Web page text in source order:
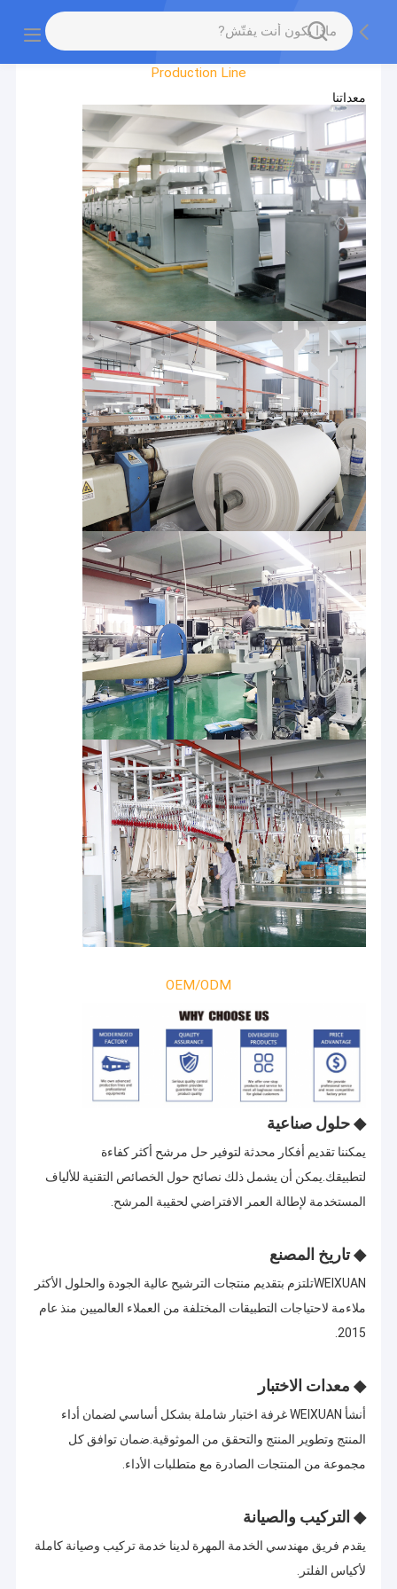
Factory Tour
Production Line
معداتنا
OEM/ODM
◆حلول صناعية
يمكننا تقديم أفكار محدثة لتوفير حل مرشح أكثر كفاءة
لتطبيقك.يمكن أن يشمل ذلك نصائح حول الخصائص التقنية للألياف
المستخدمة لإطالة العمر الافتراضي لحقيبة المرشح.
◆ تاريخ المصنع
WEIXUANتلتزم بتقديم منتجات الترشيح عالية الجودة والحلول الأكثر
ملاءمة لاحتياجات التطبيقات المختلفة من العملاء العالميين منذ عام
2015.
◆ معدات الاختبار
أنشأ WEIXUAN غرفة اختبار شاملة بشكل أساسي لضمان أداء
المنتج وتطوير المنتج والتحقق من الموثوقية.ضمان توافق كل
مجموعة من المنتجات الصادرة مع متطلبات الأداء.
◆ التركيب والصيانة
يقدم فريق مهندسي الخدمة المهرة لدينا خدمة تركيب وصيانة كاملة
لأكياس الفلتر.